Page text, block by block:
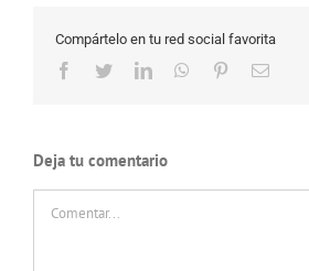
Compártelo en tu red social favorita
Facebook
TwitterLinkedInWhatsApp
PinterestCorreo
Deja tu comentario